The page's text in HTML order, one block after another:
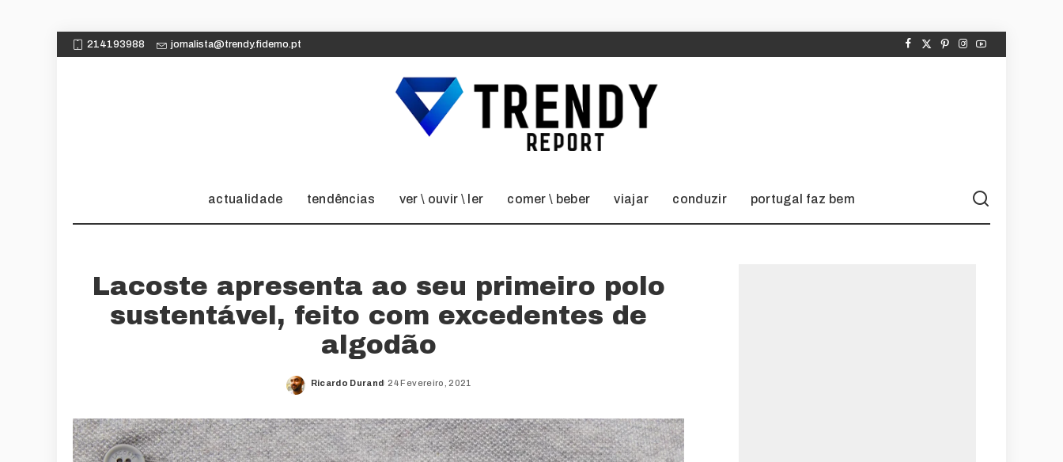
214193988 jornalista@trendy.fidemo.pt
actualidade tendências ver \ ouvir \ ler comer \ beber viajar conduzir portugal faz bem
Lacoste apresenta ao seu primeiro polo
sustentável, feito com excedentes de
algodão
Posted
Ricardo Durand 24 Fevereiro, 2021